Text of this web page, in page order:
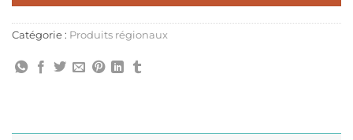
Catégorie : Produits régionaux